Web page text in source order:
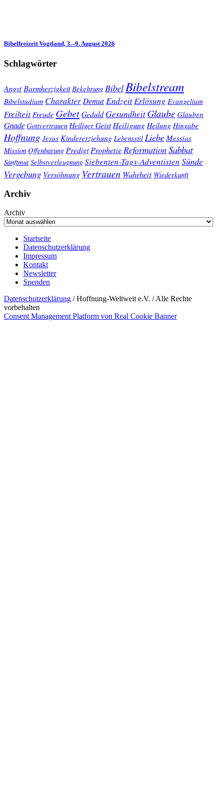
Bibelfreizeit Vogtland, 3.–9. August 2026
Schlagwörter
Angst Barmherzigkeit Bekehrung Bibel Bibelstream
Bibelstudium Charakter Demut EndzeitErlösung Evangelium
Freiheit Freude GebetGeduld Gesundheit Glaube Glauben
Gnade Gottvertrauen Heiliger Geist Heiligung Heilung Hingabe
Hoffnung Jesus Kindererziehung Lebensstil Liebe Messias
Mission Offenbarung Predigt Prophetie ReformationSabbat
Sanftmut Selbstverleugnung Siebenten-Tags-Adventisten Sünde
Vergebung Versöhnung Vertrauen Wahrheit Wiederkunft
Archiv
Archiv
Startseite
Datenschutzerklärung
Impressum
Kontakt
Newsletter
Spenden
Datenschutzerklärung / Hoffnung-Weltweit e.V. / Alle Rechte
vorbehalten
Consent Management Platform von Real Cookie Banner